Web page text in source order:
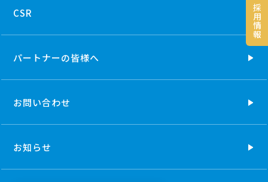
採
用
情
報
CSR
パートナーの皆様へ
お問い合わせ
お知らせ